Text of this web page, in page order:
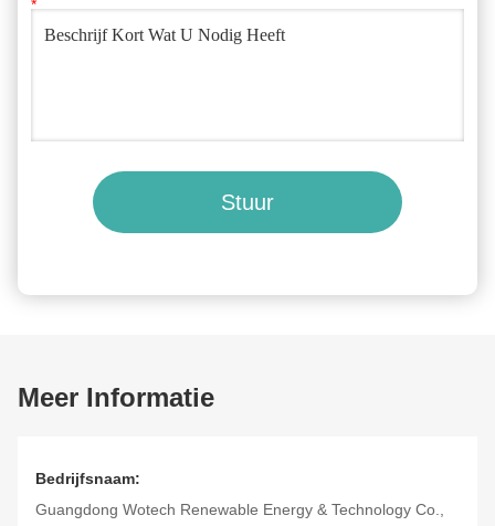
Stuur
Meer Informatie
Bedrijfsnaam:
Guangdong Wotech Renewable Energy & Technology Co.,